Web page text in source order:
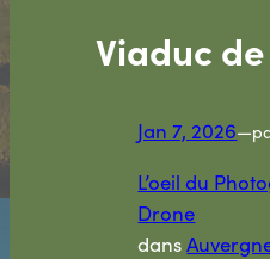
Viaduc
Jan 7, 2026—
L’oeil du
Drone
dans